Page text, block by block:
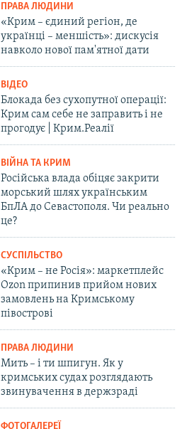
ПРАВА ЛЮДИНИ
«Крим – єдиний регіон, де
українці – меншість»: дискусія
навколо нової пам'ятної дати
ВІДЕО
Блокада без сухопутної операції:
Крим сам себе не заправить і не
прогодує | Крим.Реалії
ВІЙНА ТА КРИМ
Російська влада обіцяє закрити
морський шлях українським
БпЛА до Севастополя. Чи реально
це?
СУСПІЛЬСТВО
«Крим – не Росія»: маркетплейс
Ozon припинив прийом нових
замовлень на Кримському
півострові
ПРАВА ЛЮДИНИ
Мить – і ти шпигун. Як у
кримських судах розглядають
звинувачення в держзраді
ФОТОГАЛЕРЕЇ